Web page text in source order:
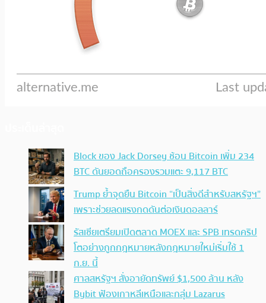
Block ของ Jack Dorsey ช้อน Bitcoin เพิ่ม 234
BTC ดันยอดถือครองรวมแตะ 9,117 BTC
Trump ย้ำจุดยืน Bitcoin “เป็นสิ่งดีสำหรับสหรัฐฯ”
เพราะช่วยลดแรงกดดันต่อเงินดอลลาร์
รัสเซียเตรียมเปิดตลาด MOEX และ SPB เทรดคริป
โตอย่างถูกกฎหมายหลังกฎหมายใหม่เริ่มใช้ 1
ก.ย. นี้
ศาลสหรัฐฯ สั่งอายัดทรัพย์ $1,500 ล้าน หลัง
Bybit ฟ้องเกาหลีเหนือและกลุ่ม Lazarus